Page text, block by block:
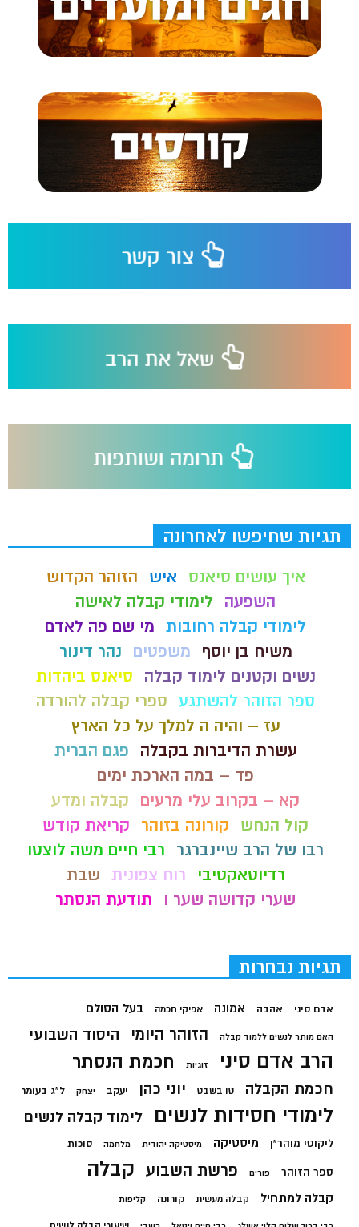
תגיות שחיפשו לאחרונה
איך עושים סיאנס איש
הזוהר הקדוש
השפעה
לימודי קבלה לאישה
לימודי קבלה רחובות מי שם פה לאדם
משיח בן יוסף
משפטים
נהר דינור
נשים וקטנים לימוד קבלה
סיאנס ביהדות
ספר הזוהר להשתגע ספרי קבלה להורדה
עז – והיה ה למלך על כל הארץ
עשרת הדיברות בקבלה
פגם הברית
פד – במה הארכת ימים
קא – בקרוב עלי מרעים
קבלה ומדע
קול הנחש
קורונה בזוהר
קריאת קודש
רבו של הרב שיינברגר
רבי חיים משה לוצטו
רדיוטאקטיבי
רוח צפונית שבת
שערי קדושה שער ו
תודעת הנסתר
תגיות נבחרות
אדם סיני אהבה אמונה אפיקי חכמה בעל הסולם
האם מותר לנשים ללמוד קבלה הזוהר היומי היסוד השבועי
הרב אדם סיני זוגיות חכמת הנסתר
חכמת הקבלה טו בשבט יוני כהן יעקב יצחק ל"ג בעומר
לימודי חסידות לנשים לימוד קבלה לנשים
ליקוטי מוהר"ן מיסטיקה מיסטיקה יהודית מלחמה סוכות
ספר הזוהר פורים פרשת השבוע קבלה
קבלה למתחיל קבלה מעשית קורונה קליפות